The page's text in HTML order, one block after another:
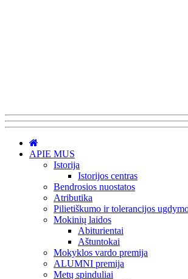
APIE MUS
Istorija
Istorijos centras
Bendrosios nuostatos
Atributika
Pilietiškumo ir tolerancijos
Mokinių laidos
Abiturientai
Aštuntokai
Mokyklos vardo premija
ALUMNI premija
Metų spinduliai